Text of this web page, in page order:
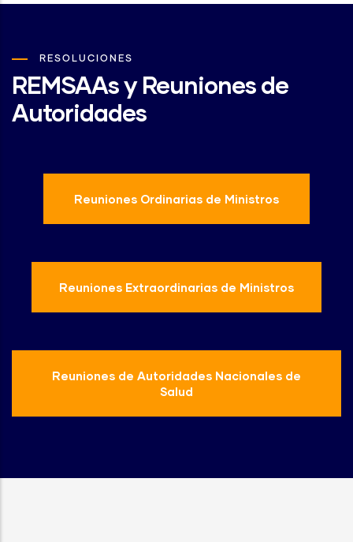
RESOLUCIONES
REMSAAs y Reuniones de
Autoridades
Reuniones Ordinarias de Ministros
Reuniones Extraordinarias de Ministros
Reuniones de Autoridades Nacionales de
Salud